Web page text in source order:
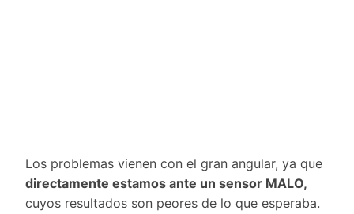
Los problemas vienen con el gran angular, ya que
directamente estamos ante un sensor MALO,
cuyos resultados son peores de lo que esperaba.